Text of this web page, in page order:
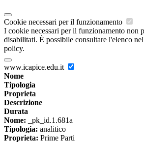
Cookie necessari per il funzionamento
I cookie necessari per il funzionamento non
disabilitati. È possibile consultare l'elenco
policy.
www.icapice.edu.it
Nome
Tipologia
Proprieta
Descrizione
Durata
Nome: _pk_id.1.681a
Tipologia: analitico
Proprieta: Prime Parti